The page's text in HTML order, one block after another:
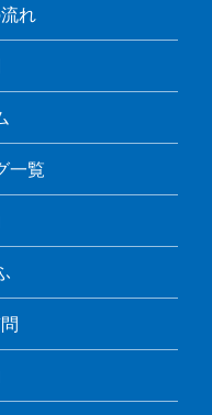
れ
一覧